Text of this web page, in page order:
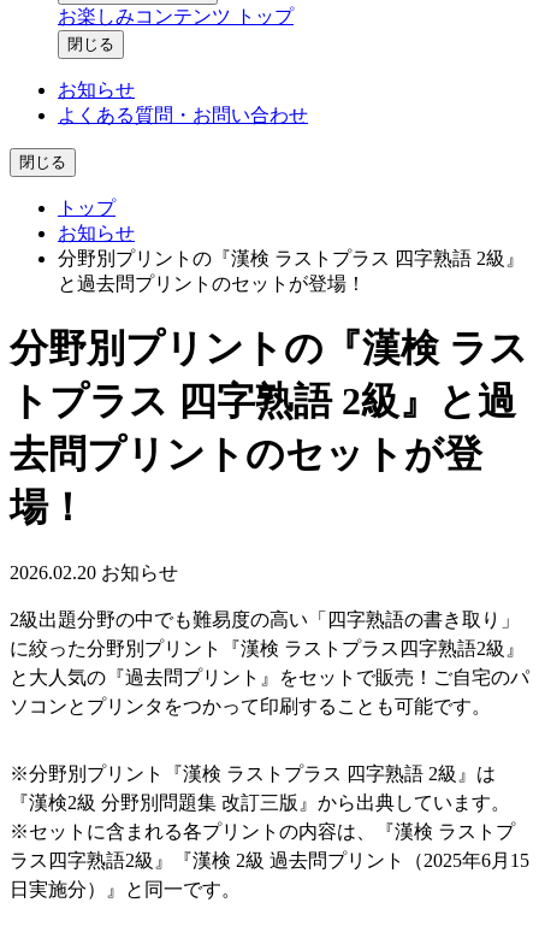
お楽しみコンテンツ トップ
閉じる
お知らせ
よくある質問・お問い合わせ
閉じる
トップ
お知らせ
分野別プリントの『漢検 ラストプラス 四字熟語 2級』
と過去問プリントのセットが登場！
分野別プリントの『漢検 ラス
トプラス 四字熟語 2級』と過
去問プリントのセットが登
場！
2026.02.20 お知らせ
2級出題分野の中でも難易度の高い「四字熟語の書き取り」
に絞った分野別プリント『漢検 ラストプラス四字熟語2級』
と大人気の『過去問プリント』をセットで販売！ご自宅のパ
ソコンとプリンタをつかって印刷することも可能です。
※分野別プリント『漢検 ラストプラス 四字熟語 2級』は
『漢検2級 分野別問題集 改訂三版』から出典しています。
※セットに含まれる各プリントの内容は、『漢検 ラストプ
ラス四字熟語2級』『漢検 2級 過去問プリント（2025年6月15
日実施分）』と同一です。